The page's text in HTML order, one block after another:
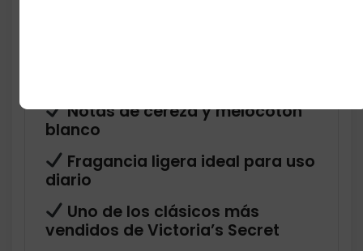
Notas de cereza y melocotón
blanco
Fragancia ligera ideal para uso
diario
Uno de los clásicos más
vendidos de Victoria’s Secret